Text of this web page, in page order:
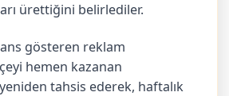
ürettiğini belirlediler.
gösteren reklam
hemen kazanan
tahsis ederek, haftalık